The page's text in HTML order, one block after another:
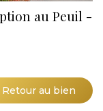
au Peuil -
Retour au bien